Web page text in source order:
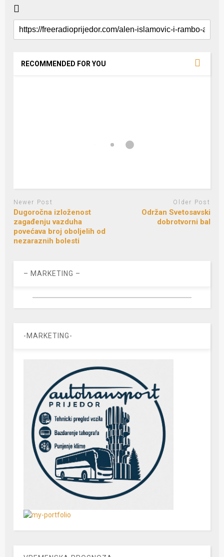
RECOMMENDED FOR YOU
Newer Post
Dugoročna izloženost
zagađenju vazduha
povećava broj oboljelih od
nezaraznih bolesti
Older Post
Održan Svetosavski
dobrotvorni bal
– MARKETING –
-MARKETING-